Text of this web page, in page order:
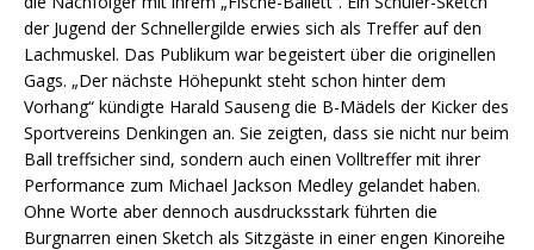
der Jugend der Schnellergilde erwies sich als Treffer auf den
Lachmuskel. Das Publikum war begeistert über die originellen
Gags. „Der nächste Höhepunkt steht schon hinter dem
Vorhang“ kündigte Harald Sauseng die B-Mädels der Kicker des
Sportvereins Denkingen an. Sie zeigten, dass sie nicht nur beim
Ball treffsicher sind, sondern auch einen Volltreffer mit ihrer
Performance zum Michael Jackson Medley gelandet haben.
Ohne Worte aber dennoch ausdrucksstark führten die
Burgnarren einen Sketch als Sitzgäste in einer engen Kinoreihe